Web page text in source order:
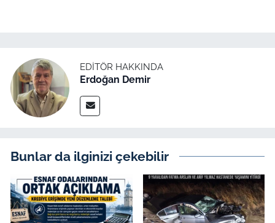
EDITÖR HAKKINDA
Erdoğan Demir
Bunlar da ilginizi çekebilir
English News
Canlı Maç
Genel-A
Gündem-Eğitim